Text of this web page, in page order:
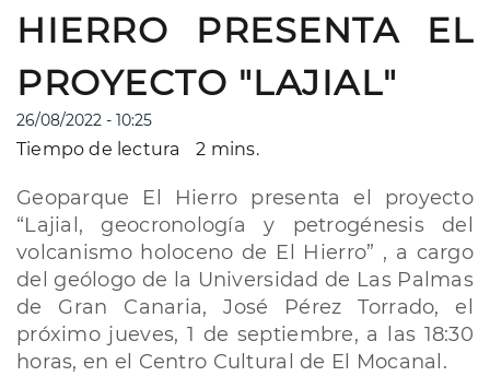
HIERRO PRESENTA EL
PROYECTO "LAJIAL"
26/08/2022 - 10:25
Tiempo de lectura 2 mins.
Geoparque El Hierro presenta el proyecto
“Lajial, geocronología y petrogénesis del
volcanismo holoceno de El Hierro” , a cargo
del geólogo de la Universidad de Las Palmas
de Gran Canaria, José Pérez Torrado, el
próximo jueves, 1 de septiembre, a las 18:30
horas, en el Centro Cultural de El Mocanal.